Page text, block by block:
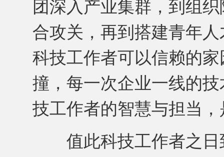
团深入产业集群，到组
合攻关，再到搭建青年
科技工作者可以信赖的
撞，每一次企业一线的
技工作者的智慧与担当
值此科技工作者之日